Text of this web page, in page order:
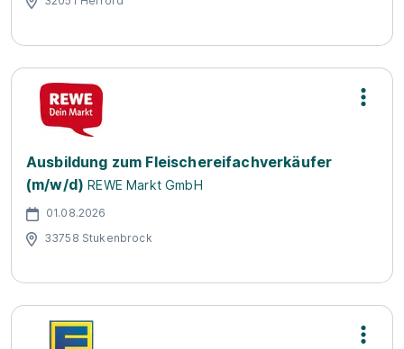
Ausbildung zum Fleischereifachverkäufer
(m/w/d) REWE Markt GmbH
01.08.2026
33758 Stukenbrock